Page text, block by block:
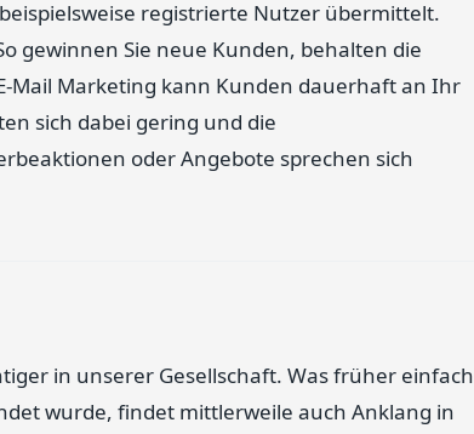
registrierte Nutzer übermittelt.
gewinnen Sie neue Kunden, behalten die
Mail Marketing kann Kunden dauerhaft an Ihr
sich dabei gering und die
oder Angebote sprechen sich
in unserer Gesellschaft. Was früher einfach
wurde, findet mittlerweile auch Anklang in